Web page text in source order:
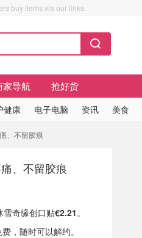
buy items via our links.
家导航 抢好货
健康 电子电脑 资讯 美食
、不留胶痕
、不留胶痕
雪奇缘创口贴€2.21。
，随时可以解约。